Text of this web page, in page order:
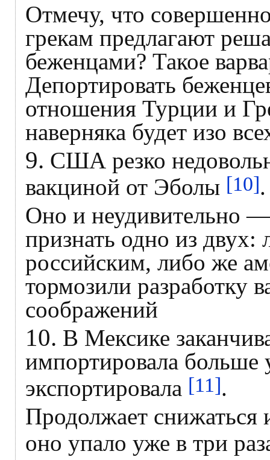
Отмечу, что
грекам предлагают
беженцами? Такое
Депортировать
отношения Турции и
наверняка будет изо
9. США резко
вакциной от Эболы [10].
Оно и неудивительно
признать одно из
российским, либо же
тормозили разработку
соображений
10. В Мексике
импортировала больше
экспортировала [11].
Продолжает
оно упало уже в три